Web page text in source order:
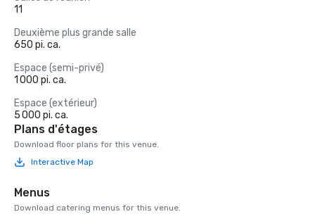
11
Deuxième plus grande salle
650 pi. ca.
Espace (semi-privé)
1 000 pi. ca.
Espace (extérieur)
5 000 pi. ca.
Plans d'étages
Download floor plans for this venue.
Interactive Map
Menus
Download catering menus for this venue.